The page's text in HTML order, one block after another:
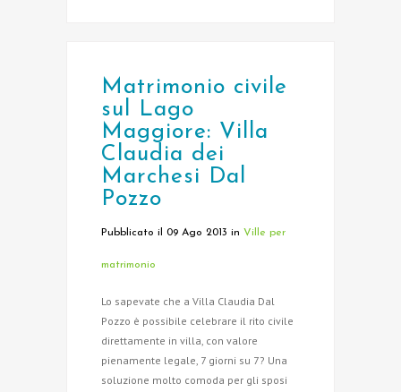
Matrimonio civile
sul Lago
Maggiore: Villa
Claudia dei
Marchesi Dal
Pozzo
Pubblicato il 09 Ago 2013 in Ville per
matrimonio
Lo sapevate che a Villa Claudia Dal
Pozzo è possibile celebrare il rito civile
direttamente in villa, con valore
pienamente legale, 7 giorni su 7? Una
soluzione molto comoda per gli sposi